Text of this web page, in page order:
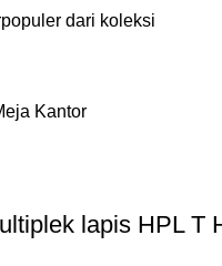
dari koleksi
lapis HPL T